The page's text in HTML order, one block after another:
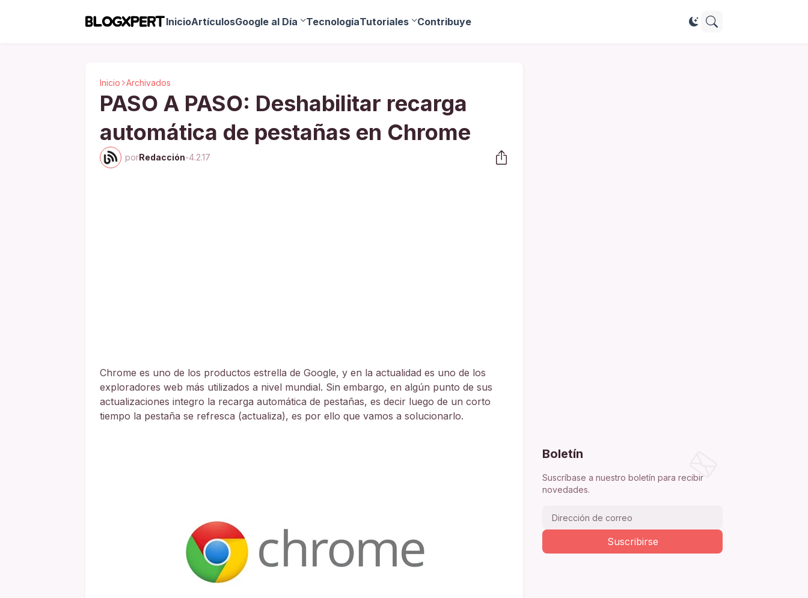
InicioArtículosGoogle al Día TecnologíaTutoriales Contribuye
Inicio Archivados
PASO A PASO: Deshabilitar recarga
automática de pestañas en Chrome
porRedacción-4.2.17
Chrome es uno de los productos estrella de Google, y en la actualidad es uno de los
exploradores web más utilizados a nivel mundial. Sin embargo, en algún punto de sus
actualizaciones integro la recarga automática de pestañas, es decir luego de un corto
tiempo la pestaña se refresca (actualiza), es por ello que vamos a solucionarlo.
Boletín
Suscríbase a nuestro boletín para recibir
novedades.